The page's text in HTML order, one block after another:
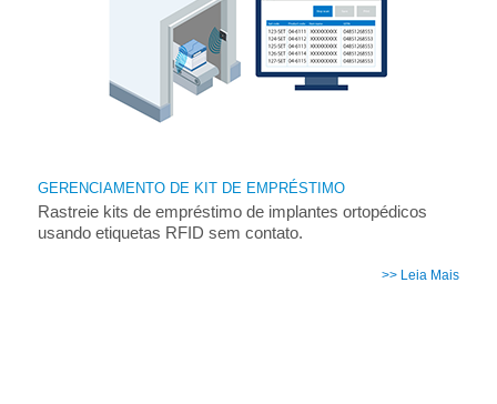
GERENCIAMENTO DE KIT DE EMPRÉSTIMO
Rastreie kits de empréstimo de implantes ortopédicos
usando etiquetas RFID sem contato.
>> Leia Mais